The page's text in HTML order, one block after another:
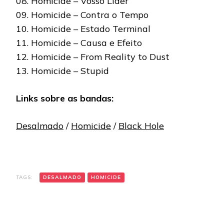
09. Homicide – Contra o Tempo
10. Homicide – Estado Terminal
11. Homicide – Causa e Efeito
12. Homicide – From Reality to Dust
13. Homicide – Stupid
Links sobre as bandas:
Desalmado / Homicide / Black Hole
TAGS: DESALMADO HOMICIDE